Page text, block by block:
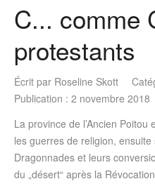
C... comme
protestants
Écrit par Roseline Skott
Publication : 2 novembre 2018
La province de l’Ancien
les guerres de religion,
Dragonnades et leurs
du „désert“ après la